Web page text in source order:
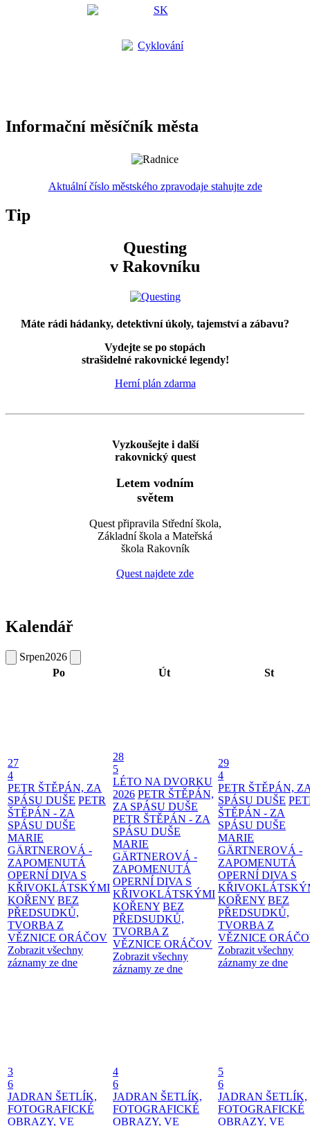
Informační měsíčník města
Aktuální číslo městského zpravodaje stahujte zde
Tip
Questing
v Rakovníku
Máte rádi hádanky, detektivní úkoly, tajemství a zábavu?
Vydejte se po stopách
strašidelné rakovnické legendy!
Herní plán zdarma
Vyzkoušejte i další
rakovnický quest
Letem vodním
světem
Quest připravila Střední škola,
Základní škola a Mateřská
škola Rakovník
Quest najdete zde
Kalendář
Srpen2026
Po
Út St
27
4
PETR ŠTĚPÁN, ZA
SPÁSU DUŠE PETR
ŠTĚPÁN - ZA
SPÁSU DUŠE
MARIE
GÄRTNEROVÁ -
ZAPOMENUTÁ
OPERNÍ DIVA S
KŘIVOKLÁTSKÝMI
KOŘENY BEZ
PŘEDSUDKŮ,
TVORBA Z
VĚZNICE ORÁČOV
Zobrazit všechny
záznamy ze dne
28
5
LÉTO NA DVORKU
2026 PETR ŠTĚPÁN,
ZA SPÁSU DUŠE
PETR ŠTĚPÁN - ZA
SPÁSU DUŠE
MARIE
GÄRTNEROVÁ -
ZAPOMENUTÁ
OPERNÍ DIVA S
KŘIVOKLÁTSKÝMI
KOŘENY BEZ
PŘEDSUDKŮ,
TVORBA Z
VĚZNICE ORÁČOV
Zobrazit všechny
záznamy ze dne
29
4
PETR ŠTĚPÁN,
SPÁSU DUŠE
ŠTĚPÁN - ZA
SPÁSU DUŠE
MARIE
GÄRTNEROVÁ -
ZAPOMENUTÁ
OPERNÍ DIVA S
KOŘENY BEZ
PŘEDSUDKŮ,
TVORBA Z
VĚZNICE
Zobrazit všechny
záznamy ze dne
3
6
JADRAN ŠETLÍK,
FOTOGRAFICKÉ
OBRAZY, VE
4
6
JADRAN ŠETLÍK,
FOTOGRAFICKÉ
OBRAZY, VE
5
6
JADRAN ŠETLÍK,
FOTOGRAFICKÉ
OBRAZY, VE